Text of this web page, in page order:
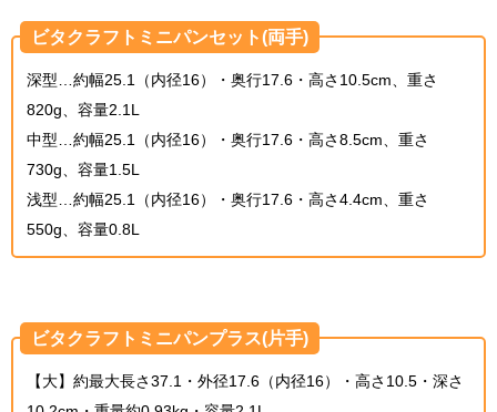
ビタクラフトミニパンセット(両手)
深型…約幅25.1（内径16）・奥行17.6・高さ10.5cm、重さ
820g、容量2.1L
中型…約幅25.1（内径16）・奥行17.6・高さ8.5cm、重さ
730g、容量1.5L
浅型…約幅25.1（内径16）・奥行17.6・高さ4.4cm、重さ
550g、容量0.8L
ビタクラフトミニパンプラス(片手)
【大】約最大長さ37.1・外径17.6（内径16）・高さ10.5・深さ